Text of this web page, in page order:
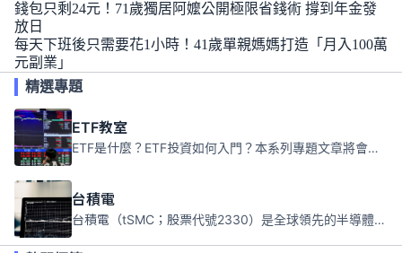
錢包只剩24元！71歲獨居阿嬤公開極限省錢術 撐到年金發
放日
每天下班後只需要花1小時！41歲單親媽媽打造「月入100萬
元副業」
精選專題
ETF教室
ETF是什麼？ETF投資如何入門？本系列專題文章將會告訴你新手必須知道的ETF基礎知識。
台積電
台積電（tSMC；股票代號2330）是全球領先的半導體代工公司，成立於1987年，總部位於台灣新竹。且已於美國、日本、德國及中國設廠，台積電是全球首家專業積體電路製造服務公司，也是全球最先進和最大規模的半導體代工廠。